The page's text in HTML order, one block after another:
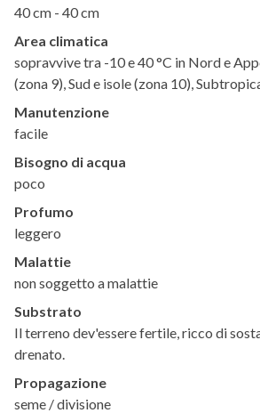
40 cm - 40 cm
Area climatica
sopravvive tra -10 e 40 °C in Nord e
(zona 9), Sud e isole (zona 10),
Manutenzione
facile
Bisogno di acqua
poco
Profumo
leggero
Malattie
non soggetto a malattie
Substrato
Il terreno dev'essere fertile, ricco di
drenato.
Propagazione
seme / divisione